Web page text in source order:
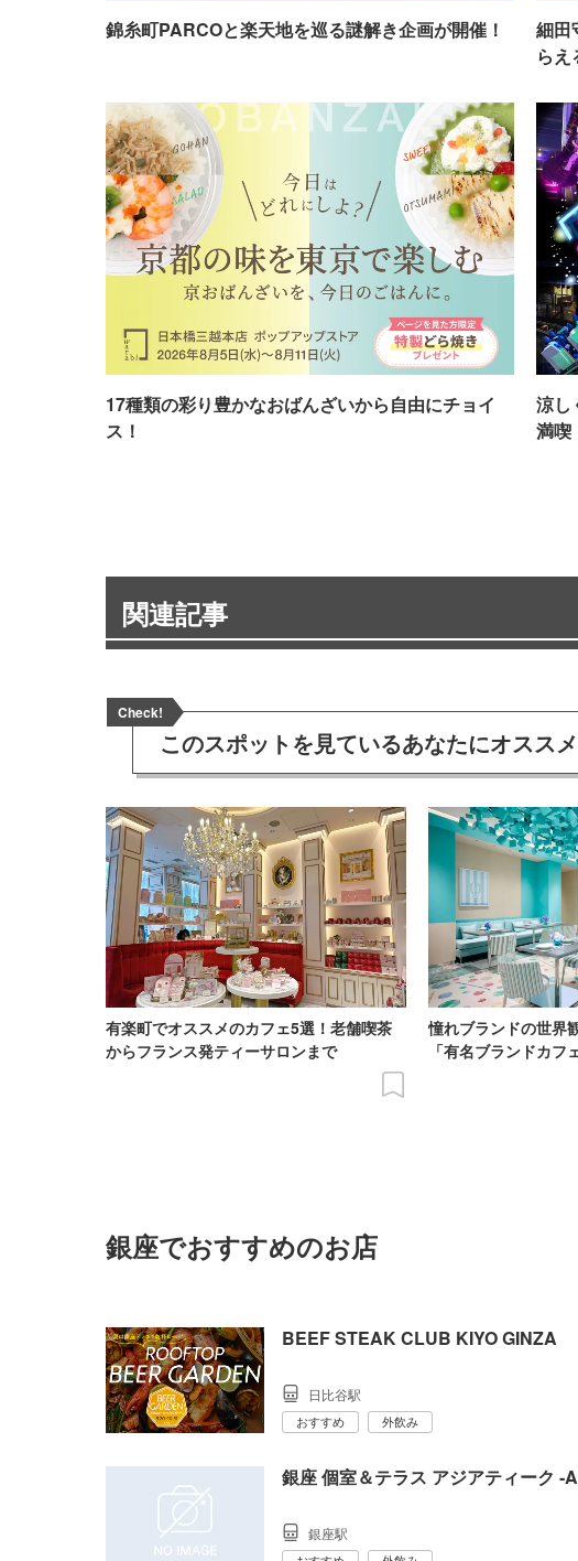
錦糸町PARCOと楽天地を巡る謎解き企画が開催！
細田
らえ
17種類の彩り豊かなおばんざいから自由にチョイ
ス！
涼し
満喫
関連記事
Check!
このスポットを見ているあなたにオススメ
有楽町でオススメのカフェ5選！老舗喫茶
からフランス発ティーサロンまで
憧れブランドの世界
「有名ブランドカフ
銀座でおすすめのお店
BEEF STEAK CLUB KIYO GINZA
日比谷駅
おすすめ 外飲み
銀座 個室＆テラス アジアティーク
銀座駅